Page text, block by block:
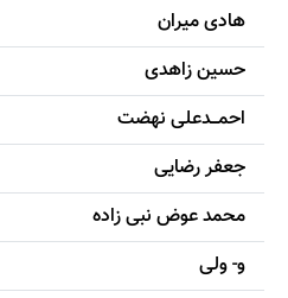
هادی ميران
حسين زاهدی
احمـــدعلی نهضت
جعفر رضایی
محمد عوض نبی زاده
و- ولی